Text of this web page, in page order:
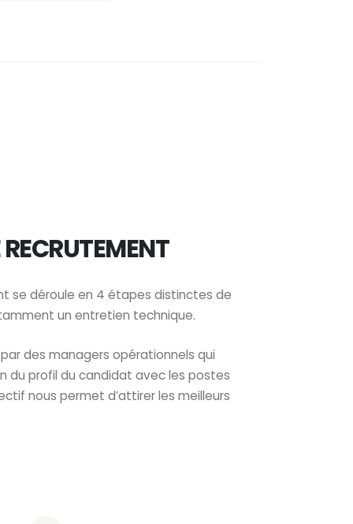
se déroule en 4 étapes distinctes de
un entretien technique.
des managers opérationnels qui
du profil du candidat avec les postes
nous permet d’attirer les meilleurs